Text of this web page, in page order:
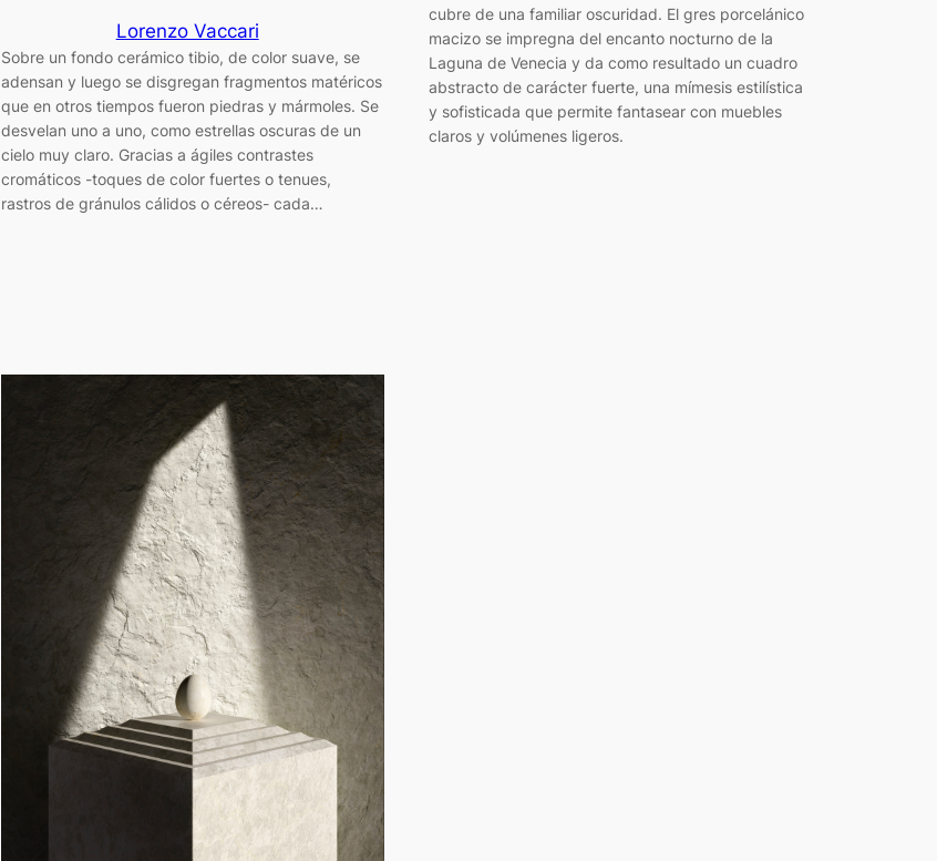
Lorenzo Vaccari
Sobre un fondo cerámico tibio, de color suave, se
adensan y luego se disgregan fragmentos matéricos
que en otros tiempos fueron piedras y mármoles. Se
desvelan uno a uno, como estrellas oscuras de un
cielo muy claro. Gracias a ágiles contrastes
cromáticos -toques de color fuertes o tenues,
rastros de gránulos cálidos o céreos- cada…
cubre de una familiar oscuridad. El gres porcelánico
macizo se impregna del encanto nocturno de la
Laguna de Venecia y da como resultado un cuadro
abstracto de carácter fuerte, una mímesis estilística
y sofisticada que permite fantasear con muebles
claros y volúmenes ligeros.